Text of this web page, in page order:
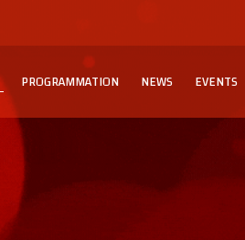
PROGRAMMATION NEWS EVENTS